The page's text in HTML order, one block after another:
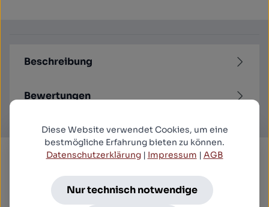
Beschreibung
Bewertungen
Produktgalerie überspringen
Diese Website verwendet Cookies, um eine
bestmögliche Erfahrung bieten zu können.
Datenschutzerklärung| Impressum | AGB
Nur technisch notwendige